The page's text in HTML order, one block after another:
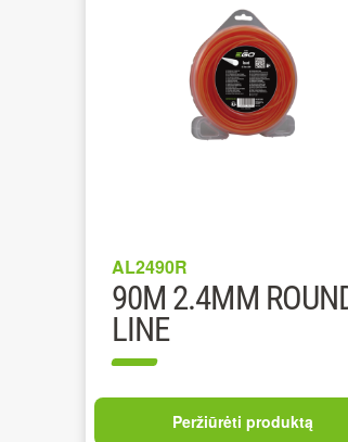
AL2490R
90M 2.4MM
LINE
Peržiūrėti produktą